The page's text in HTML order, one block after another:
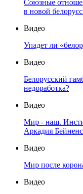
Союзные
в новой
Видео
Упадет ли
Видео
Белорусский
недоработка?
Видео
Мир - наш.
Аркадия
Видео
Мир после
Видео